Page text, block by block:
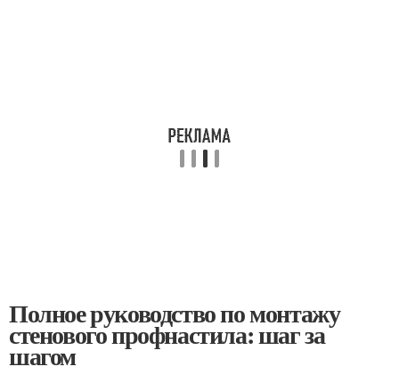
Полное руководство по монтажу
стенового профнастила: шаг за
шагом